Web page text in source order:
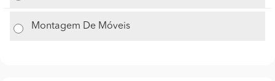
Montagem De Móveis